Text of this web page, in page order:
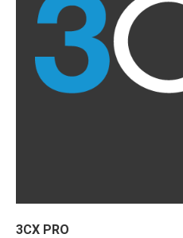
3CX PRO